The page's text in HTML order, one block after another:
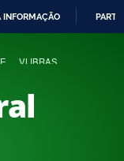
INFORMAÇÃO
VLIBRAS